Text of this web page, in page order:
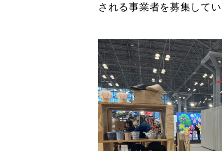
される事業者を募集して